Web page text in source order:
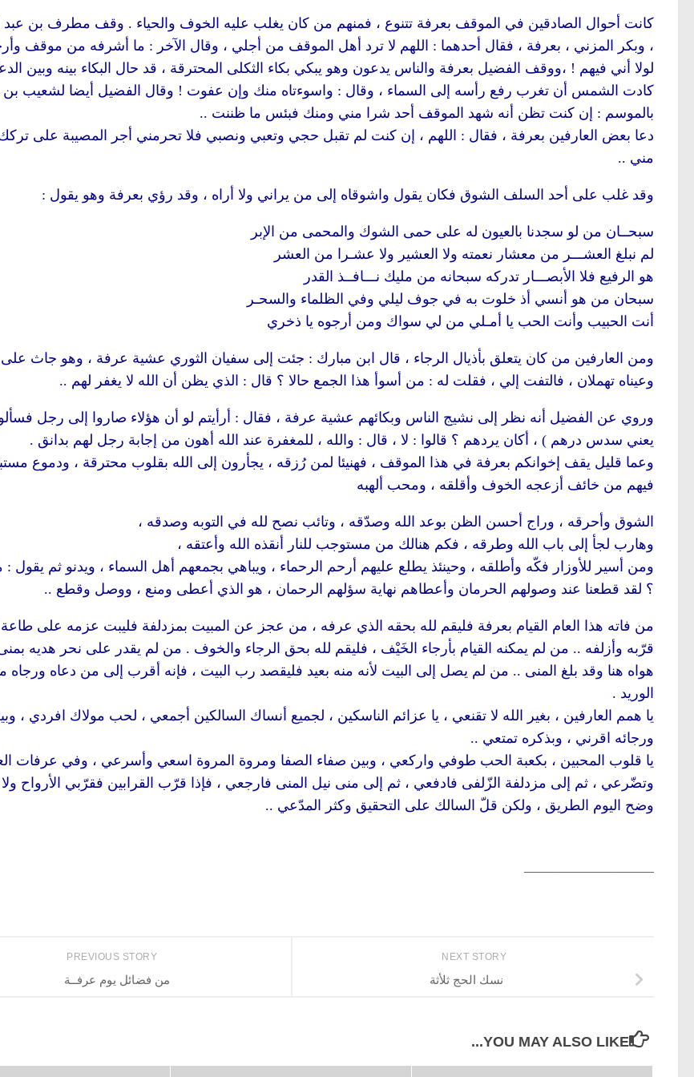
كانت أحوال الصادقين في الموقف بعرفة تتنوع ، فمنهم من كان يغلب عليه الخوف والحياء . وقف مطرف بن عبد
، وبكر المزني ، بعرفة ، فقال أحدهما : اللهم لا ترد أهل الموقف من أجلي ، وقال الآخر : ما أشرفه من موقف
لولا أني فيهم ! ،ووقف الفضيل بعرفة والناس يدعون وهو يبكي بكاء الثكلى المحترقة ، قد حال البكاء بينه وبين
كادت الشمس أن تغرب رفع رأسه إلى السماء ، وقال : واسوءتاه منك وإن عفوت ! وقال الفضيل أيضا لشعيب
بالموسم : إن كنت تظن أنه شهد الموقف أحد شرا مني ومنك فبئس ما ظننت ..
دعا بعض العارفين بعرفة ، فقال : اللهم ، إن كنت لم تقبل حجي وتعبي ونصبي فلا تحرمني أجر المصيبة على تركك
مني ..
وقد غلب على أحد السلف الشوق فكان يقول واشوقاه إلى من يراني ولا أراه ، وقد رؤي بعرفة وهو يقول :
سبحــان من لو سجدنا بالعيون له على حمى الشوك والمحمى من الإبر
لم نبلغ العشـــر من معشار نعمته ولا العشير ولا عشـرا من العشر
هو الرفيع فلا الأبصـــار تدركه سبحانه من مليك نـــافــذ القدر
سبحان من هو أنسي أذ خلوت به في جوف ليلي وفي الظلماء والسحـر
أنت الحبيب وأنت الحب يا أمـلي من لي سواك ومن أرجوه يا ذخري
ومن العارفين من كان يتعلق بأذيال الرجاء ، قال ابن مبارك : جئت إلى سفيان الثوري عشية عرفة ، وهو جاث على
وعيناه تهملان ، فالتفت إلي ، فقلت له : من أسوأ هذا الجمع حالا ؟ قال : الذي يظن أن الله لا يغفر لهم ..
وروي عن الفضيل أنه نظر إلى نشيج الناس وبكائهم عشية عرفة ، فقال : أرأيتم لو أن هؤلاء صاروا إلى رجل
يعني سدس درهم ) ، أكان يردهم ؟ قالوا : لا ، قال : والله ، للمغفرة عند الله أهون من إجابة رجل لهم بدانق .
وعما قليل يقف إخوانكم بعرفة في هذا الموقف ، فهنيئا لمن رُزقه ، يجأرون إلى الله بقلوب محترقة ، ودموع
فيهم من خائف أزعجه الخوف وأقلقه ، ومحب ألهبه
الشوق وأحرقه ، وراج أحسن الظن بوعد الله وصدّقه ، وتائب نصح لله في التوبه وصدقه ،
وهارب لجأ إلى باب الله وطرقه ، فكم هنالك من مستوجب للنار أنقذه الله وأعتقه ،
ومن أسير للأوزار فكّه وأطلقه ، وحينئذ يطلع عليهم أرحم الرحماء ، ويباهي بجمعهم أهل السماء ، ويدنو ثم يقول :
؟ لقد قطعنا عند وصولهم الحرمان وأعطاهم نهاية سؤلهم الرحمان ، هو الذي أعطى ومنع ، ووصل وقطع ..
من فاته هذا العام القيام بعرفة فليقم لله بحقه الذي عرفه ، من عجز عن المبيت بمزدلفة فليبت عزمه على طاعة
قرّبه وأزلفه .. من لم يمكنه القيام بأرجاء الخَيْف ، فليقم لله بحق الرجاء والخوف . من لم يقدر على نحر هديه
هواه هنا وقد بلغ المنى .. من لم يصل إلى البيت لأنه منه بعيد فليقصد رب البيت ، فإنه أقرب إلى من دعاه
الوريد .
يا همم العارفين ، بغير الله لا تقنعي ، يا عزائم الناسكين ، لجميع أنساك السالكين أجمعي ، لحب مولاك افردي ،
ورجائه اقرني ، وبذكره تمتعي ..
يا قلوب المحبين ، بكعبة الحب طوفي واركعي ، وبين صفاء الصفا ومروة المروة اسعي وأسرعي ، وفي عرفات
وتضّرعي ، ثم إلى مزدلفة الزّلفى فادفعي ، ثم إلى منى نيل المنى فارجعي ، فإذا قرّب القرابين فقرّبي الأرواح ولا
وضح اليوم الطريق ، ولكن قلّ السالك على التحقيق وكثر المدّعي ..
NEXT STORY
نسك الحج ثلأثة
PREVIOUS STORY
من فضائل يوم عرفــة
YOU MAY ALSO LIKE...